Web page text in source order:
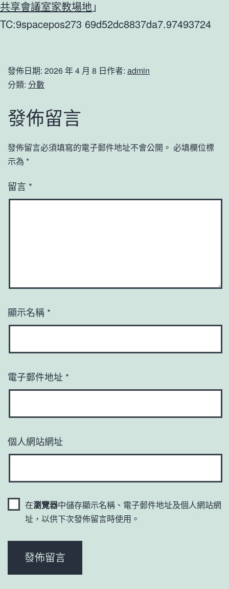
共享會議室家教場地」
TC:9spacepos273 69d52dc8837da7.97493724
發佈日期: 2026 年 4 月 8 日作者: admin
分類: 分數
發佈留言
發佈留言必須填寫的電子郵件地址不會公開。 必填欄位標
示為 *
留言 *
顯示名稱 *
電子郵件地址 *
個人網站網址
在瀏覽器中儲存顯示名稱、電子郵件地址及個人網站網
址，以供下次發佈留言時使用。